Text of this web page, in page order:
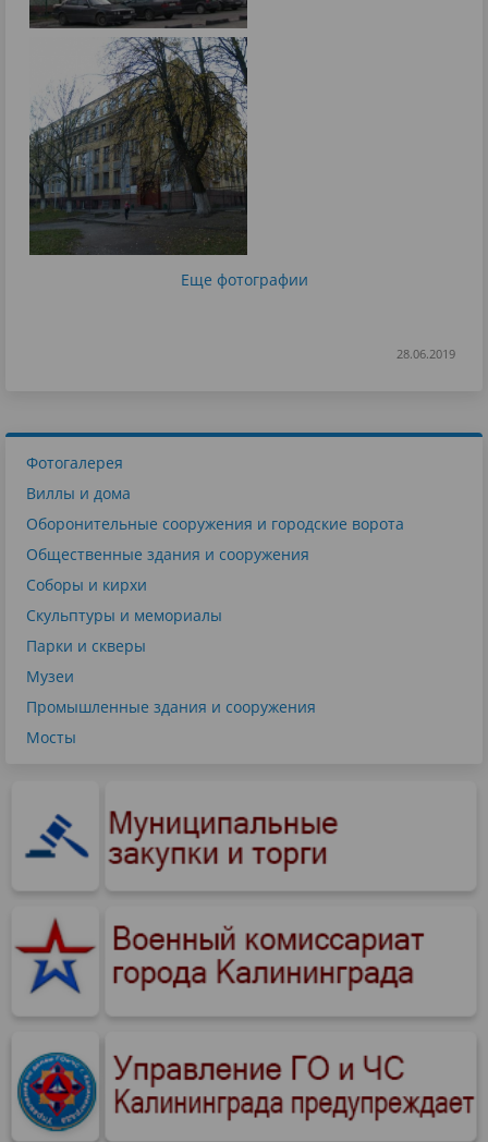
Еще фотографии
28.06.2019
Фотогалерея
Виллы и дома
Оборонительные сооружения и городские ворота
Общественные здания и сооружения
Соборы и кирхи
Скульптуры и мемориалы
Парки и скверы
Музеи
Промышленные здания и сооружения
Мосты